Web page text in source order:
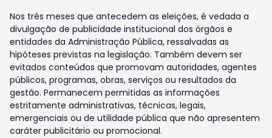
Nos três meses que antecedem as eleições, é vedada a
divulgação de publicidade institucional dos órgãos e
entidades da Administração Pública, ressalvadas as
hipóteses previstas na legislação. Também devem ser
evitados conteúdos que promovam autoridades, agentes
públicos, programas, obras, serviços ou resultados da
gestão. Permanecem permitidas as informações
estritamente administrativas, técnicas, legais,
emergenciais ou de utilidade pública que não apresentem
caráter publicitário ou promocional.